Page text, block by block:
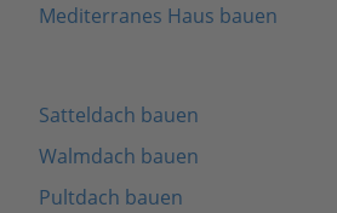
Mediterranes Haus bauen
Satteldach bauen
Walmdach bauen
Pultdach bauen